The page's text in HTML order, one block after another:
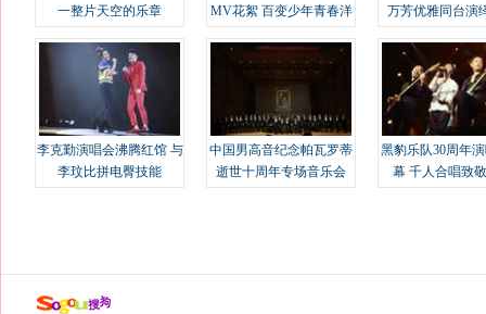
一整片天空的乐章
MV花絮 百变少年青春洋
万芳优雅同台演
李克勤演唱会沸腾红馆 与
李玟比拼电臀技能
中国男高音纪念帕瓦罗蒂
逝世十周年专场音乐会
黑豹乐队30周年
幕 千人合唱致